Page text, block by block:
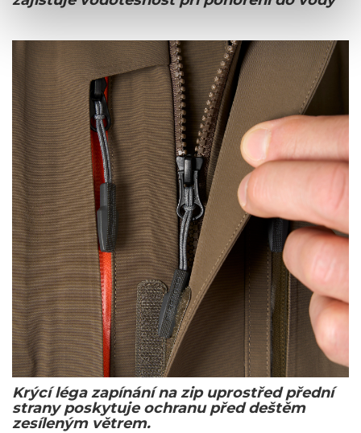
Krýcí léga zapínání na zip uprostřed přední
strany poskytuje ochranu před deštěm
zesíleným větrem.